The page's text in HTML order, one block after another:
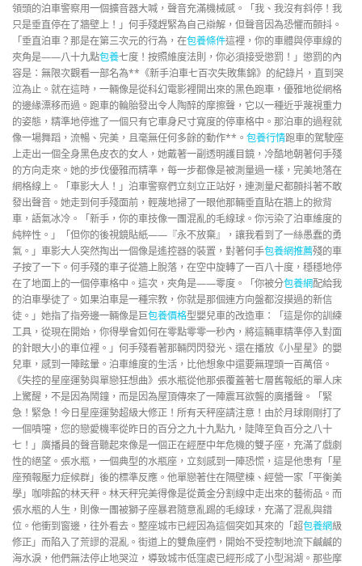
領頭的泊車警察用一個擴音器大喊，聲音充滿機械感。「我、我沒有斜停！我
只是垂直停在了牆壁上！」何手殘趕緊為自己辯解，但聲音因為恐懼而顫抖。
「垂直泊車？那是在第三次元的行為，在包養條件這裡，你的車體與停車線的
夾角是——八十九點包養七度！按照維度法則，你必須接受懲罰！」懲罰的內
容是：無限次觀看一部名為**《新手泊車七百次失敗集錦》的紀錄片，直到哭
泣為止。就在這時，一輛像是從科幻電影裡開出來的黑色跑車，優雅地從網格
的邊緣漂移而過。跑車的輪胎發出令人陶醉的摩擦聲，它以一種近乎蔑視重力
的姿態，精準地停進了一個只有它車身尺寸寬度的停車格中。那泊車的過程就
像一場舞蹈，流暢、完美，且毫無任何多餘的動作**。 包養行情跑車的駕駛座
上走出一個全身黑色皮衣的女人，她戴著一副透明護目鏡，冷酷地朝著何手殘
的方向走來。她的步伐優雅而精準，每一步都像是被測量過一樣，完美地落在
網格線上。「車影大人！」泊車警察們立刻立正站好，連測量尺都顫抖著不敢
發出聲音。她走到何手殘面前，輕蔑地掃了一眼他那輛垂直貼在牆上的掀背
車，語氣冰冷。「新手，你的車技像一團混亂的毛線球。你污染了泊車維度的
純粹性。」「但你的後視鏡貼紙——『永不放棄』，讓我看到了一絲愚蠢的勇
氣。」車影大人突然掏出一個像是遙控器的裝置，對著何手包養網推薦殘的車
子按了一下。何手殘的車子從牆上脫落，在空中旋轉了一百八十度，穩穩地停
在了地面上的一個停車格中。這次，夾角是——零度。「你被分包養網配給我
的泊車學徒了。如果泊車是一種宗教，你就是那個連方向盤都沒摸過的新信
徒。」她指了指旁邊一輛像是巨包養價格型嬰兒車的改造車：「這是你的訓練
工具，從現在開始，你得學會如何在零點零零一秒內，將這輛車精準停入對面
的針眼大小的車位裡。」何手殘看著那輛閃閃發光、還在播放《小星星》的嬰
兒車，感到一陣眩暈。泊車維度的生活，比他想象中還要無理頭一百萬倍。
《失控的星座運勢與單戀狂想曲》張水瓶從他那張覆蓋著七層舊報紙的單人床
上驚醒，不是因為鬧鐘，而是因為屋頂傳來了一陣震耳欲聾的廣播聲。「緊
急！緊急！今日星座運勢超級大修正！所有天秤座請注意！由於月球剛剛打了
一個噴嚏，您的戀愛機率從昨日的百分之九十九點九，陡降至負百分之八十
七！」廣播員的聲音聽起來像是一個正在經歷中年危機的雙子座，充滿了戲劇
性的絕望。張水瓶，一個典型的水瓶座，立刻感到一陣恐慌，這是他患有「星
座預報壓力症候群」後的標準反應。他單戀著住在隔壁棟、經營一家「平衡美
學」咖啡館的林天秤。林天秤完美得像是從黃金分割線中走出來的藝術品。而
張水瓶的人生，則像一團被獅子座暴君隨意亂踢的毛線球，充滿了混亂與錯
位。他衝到窗邊，往外看去。整座城市已經因為這個突如其來的「超包養網級
修正」而陷入了荒謬的混亂。街道上的雙魚座們，開始不受控制地流下鹹鹹的
海水淚，他們無法停止地哭泣，導致城市低窪處已經形成了小型潟湖。那些摩